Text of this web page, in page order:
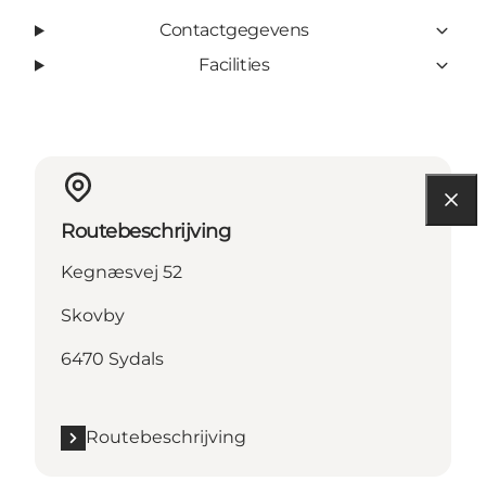
Contactgegevens
Facilities
Routebeschrijving
Kegnæsvej 52
Skovby
6470 Sydals
Routebeschrijving